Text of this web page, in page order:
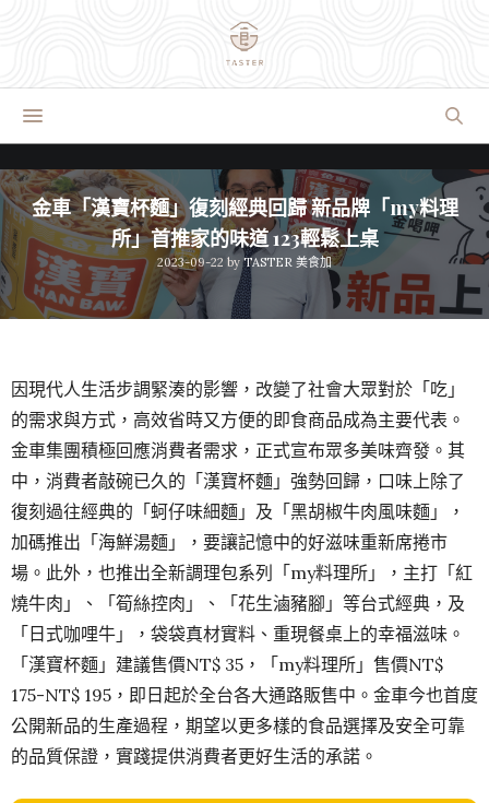
金車「漢寶杯麵」復刻經典回歸 新品牌「my料理
所」首推家的味道 123輕鬆上桌
2023-09-22 by TASTER 美食加
因現代人生活步調緊湊的影響，改變了社會大眾對於「吃」
的需求與方式，高效省時又方便的即食商品成為主要代表。
金車集團積極回應消費者需求，正式宣布眾多美味齊發。其
中，消費者敲碗已久的「漢寶杯麵」強勢回歸，口味上除了
復刻過往經典的「蚵仔味細麵」及「黑胡椒牛肉風味麵」，
加碼推出「海鮮湯麵」，要讓記憶中的好滋味重新席捲市
場。此外，也推出全新調理包系列「my料理所」，主打「紅
燒牛肉」、「筍絲控肉」、「花生滷豬腳」等台式經典，及
「日式咖哩牛」，袋袋真材實料、重現餐桌上的幸福滋味。
「漢寶杯麵」建議售價NT$ 35，「my料理所」售價NT$
175-NT$ 195，即日起於全台各大通路販售中。金車今也首度
公開新品的生產過程，期望以更多樣的食品選擇及安全可靠
的品質保證，實踐提供消費者更好生活的承諾。